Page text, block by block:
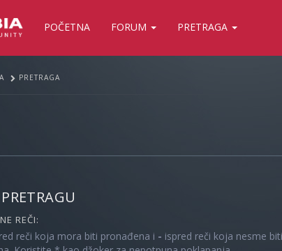
POČETNA FORUM PRETRAGA
PRETRAGA
REČI:
reči koja mora biti pronađena i - ispred reči koja nesme